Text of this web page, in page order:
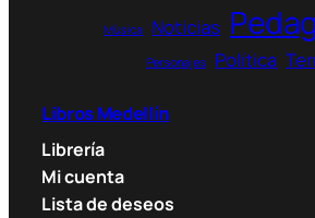
Música Noticias
Personajes Política
Libros Medellín
Librería
Mi cuenta
Lista de deseos